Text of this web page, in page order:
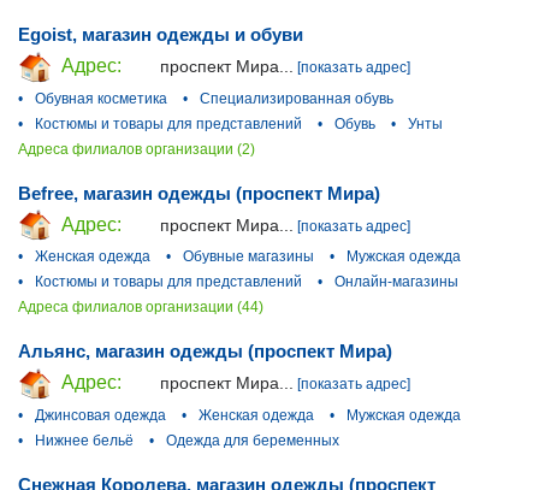
Egoist, магазин одежды и обуви
Адрес:
проспект Мира...
[показать адрес]
•
Обувная косметика •
Специализированная обувь
•
Костюмы и товары для представлений • Обувь •
Унты
Адреса филиалов организации (2)
Befree, магазин одежды (проспект Мира)
Адрес:
проспект Мира...
[показать адрес]
•
Женская одежда • Обувные магазины •
Мужская одежда
•
Костюмы и товары для представлений •
Онлайн-магазины
Адреса филиалов организации (44)
Альянс, магазин одежды (проспект Мира)
Адрес:
проспект Мира... [показать адрес]
•
Джинсовая одежда • Женская одежда •
Мужская одежда
•
Нижнее бельё • Одежда для беременных
Снежная Королева, магазин одежды (проспект